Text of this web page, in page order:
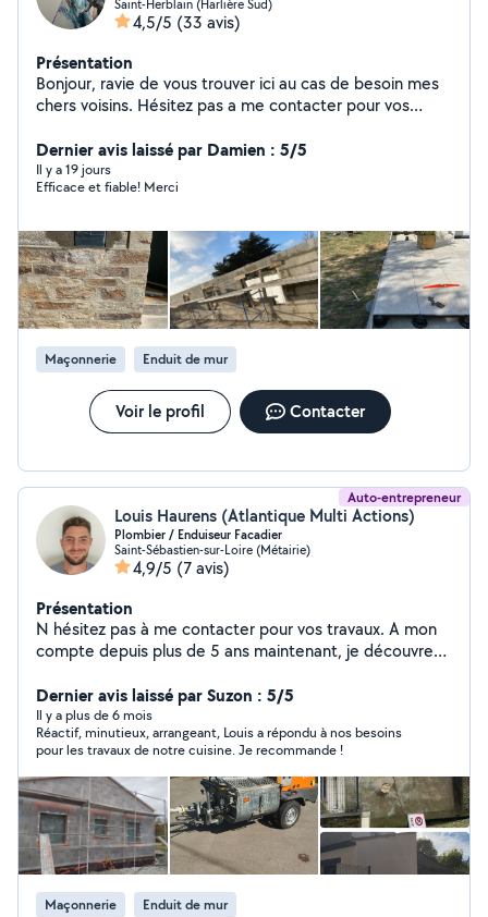
Saint-Herblain (Harlière Sud)
4,5/5 (33 avis)
Présentation
Bonjour, ravie de vous trouver ici au cas de besoin mes
chers voisins. Hésitez pas a me contacter pour vos
rénovations, carrelage, dalles sur plots etc A très
bientôt.
Dernier avis laissé par Damien : 5/5
Il y a 19 jours
Efficace et fiable! Merci
Maçonnerie Enduit de mur
Voir le profil Contacter
Auto-entrepreneur
Louis Haurens (Atlantique Multi Actions)
Plombier / Enduiseur Facadier
Saint-Sébastien-sur-Loire (Métairie)
4,9/5 (7 avis)
Présentation
N hésitez pas à me contacter pour vos travaux. A mon
compte depuis plus de 5 ans maintenant, je découvre
Plombier chauffagiste spécialisé en dépannage et
rénovation majoritairement. Facadier Enduiseur
j'effectue toutes les finitions possible, de l enduit gratté
classique aux rejointoiements de murs en pierre ainsi
que des finitions plus décoratives. Je propose aussi mes
services sur des ravalements plus classiques ( peintures
) ainsi que le traitement des fissures. Activités liées aux
contraintes météorologiques, qui explique ma double
casquettes depuis quelques années.
Dernier avis laissé par Suzon : 5/5
Il y a plus de 6 mois
Réactif, minutieux, arrangeant, Louis a répondu à nos besoins
pour les travaux de notre cuisine. Je recommande !
Maçonnerie Enduit de mur